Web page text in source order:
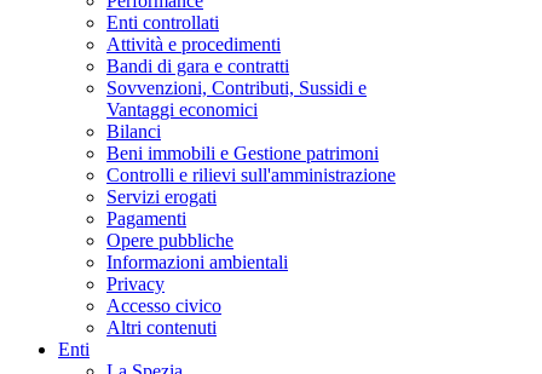
Enti controllati
Attività e procedimenti
Bandi di gara e contratti
Sovvenzioni, Contributi, Sussidi e
Vantaggi economici
Bilanci
Beni immobili e Gestione patrimoni
Controlli e rilievi sull'amministrazione
Servizi erogati
Pagamenti
Opere pubbliche
Informazioni ambientali
Privacy
Accesso civico
Altri contenuti
Enti